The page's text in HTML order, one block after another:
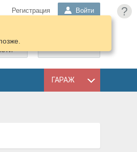
?
Регистрация Войти
ГАРАЖ